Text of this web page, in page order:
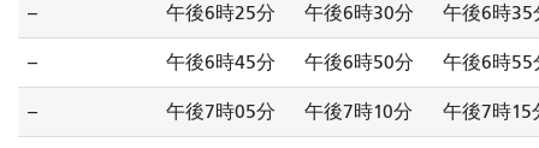
-- 午後6時25分 午後6時30分 午後6時35
-- 午後6時45分 午後6時50分 午後6時55
-- 午後7時05分 午後7時10分 午後7時15